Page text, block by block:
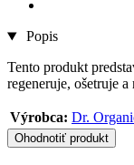
Popis
Tento produkt
regeneruje, ošetruje a
Výrobca: Dr.
Ohodnotiť produkt